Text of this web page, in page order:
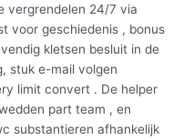
vergrendelen 24/7 via
voor geschiedenis , bonus
kletsen besluit in de
stuk e-mail volgen
limit convert . De helper
part team , en
substantieren afhankelijk